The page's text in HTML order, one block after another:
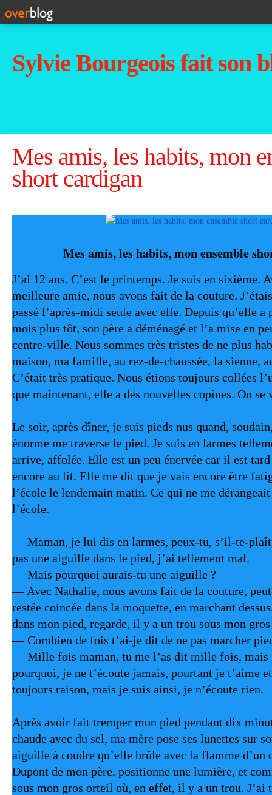
Sylvie Bourgeois fait son
Mes amis, les habits, mon
short cardigan
Mes amis, les habits, mon ensemble
J’ai 12 ans. C’est le printemps. Je suis en sixième.
meilleure amie, nous avons fait de la couture.
passé l’après-midi seule avec elle. Depuis qu’elle a
mois plus tôt, son père a déménagé et l’a mise en
centre-ville. Nous sommes très tristes de ne plus
maison, ma famille, au rez-de-chaussée, la sienne,
C’était très pratique. Nous étions toujours collées
que maintenant, elle a des nouvelles copines. On
Le soir, après dîner, je suis pieds nus quand,
énorme me traverse le pied. Je suis en larmes
arrive, affolée. Elle est un peu énervée car il est
encore au lit. Elle me dit que je vais encore être
l’école le lendemain matin. Ce qui ne me
l’école.
— Maman, je lui dis en larmes, peux-tu, s’il-te-
pas une aiguille dans le pied, j’ai tellement mal.
— Mais pourquoi aurais-tu une aiguille ?
— Avec Nathalie, nous avons fait de la couture,
restée coincée dans la moquette, en marchant
dans mon pied, regarde, il y a un trou sous mon
— Combien de fois t’ai-je dit de ne pas marcher
— Mille fois maman, tu me l’as dit mille fois, mais
pourquoi, je ne t’écoute jamais, pourtant je t’aime
toujours raison, mais je suis ainsi, je n’écoute rien.
Après avoir fait tremper mon pied pendant dix
chaude avec du sel, ma mère pose ses lunettes sur
aiguille à coudre qu’elle brûle avec la flamme d’un
Dupont de mon père, positionne une lumière, et
sous mon gros orteil où, en effet, il y a un trou. J’ai